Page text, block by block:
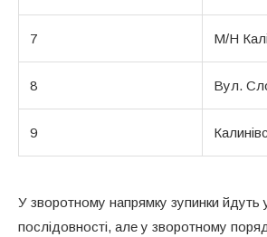
7 М/Н
8 Вул.
9
У зворотному напрямку зупинки йдуть у
послідовності, але у зворотному